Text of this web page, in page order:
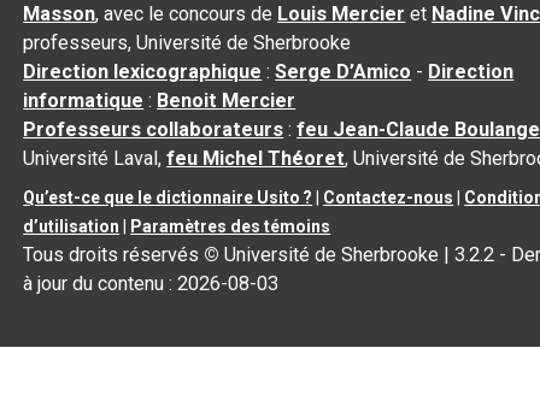
Masson, avec le concours de Louis Mercier et Nadine
professeurs, Université de Sherbrooke
Direction lexicographique :Serge D’Amico - Direction
informatique : Benoit Mercier
Professeurs collaborateurs :feu Jean-Claude
Université Laval,feu Michel Théoret, Université de
Qu’est-ce que le dictionnaire Usito ? Contactez-nous
d’utilisation
Paramètres des témoins
Tous droits réservés © Université de Sherbrooke |3.2.2 -
à jour du contenu :2026-08-03